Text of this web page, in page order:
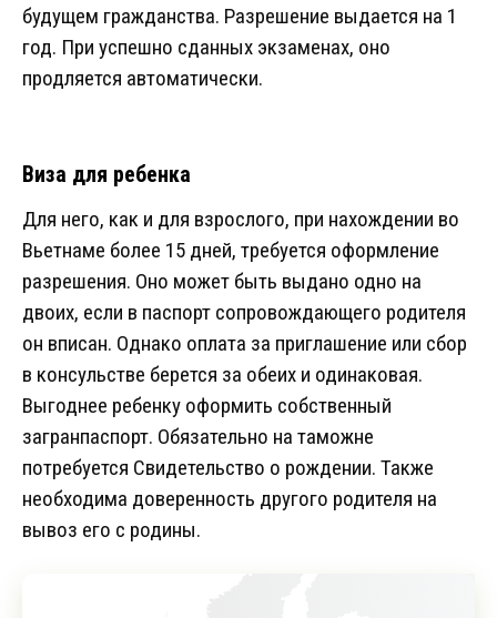
будущем гражданства. Разрешение выдается на 1
год. При успешно сданных экзаменах, оно
продляется автоматически.
Виза для ребенка
Для него, как и для взрослого, при нахождении во
Вьетнаме более 15 дней, требуется оформление
разрешения. Оно может быть выдано одно на
двоих, если в паспорт сопровождающего родителя
он вписан. Однако оплата за приглашение или сбор
в консульстве берется за обеих и одинаковая.
Выгоднее ребенку оформить собственный
загранпаспорт. Обязательно на таможне
потребуется Свидетельство о рождении. Также
необходима доверенность другого родителя на
вывоз его с родины.